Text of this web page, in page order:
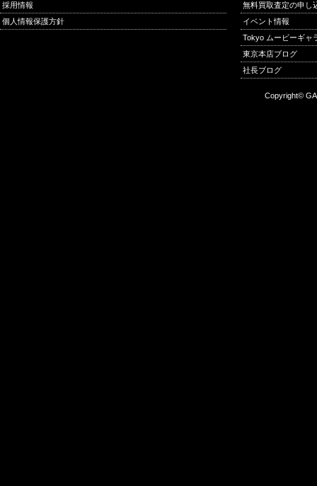
採用情報
個人情報保護方針
無料買取査定の申し
イベント情報
Tokyo ムービーギャ
東京本店ブログ
社長ブログ
Copyright©